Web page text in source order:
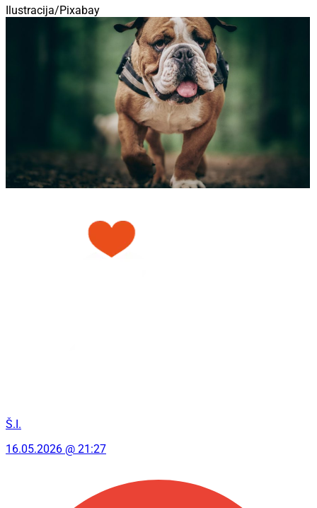
Ilustracija/Pixabay
Š.I.
16.05.2026 @ 21:27